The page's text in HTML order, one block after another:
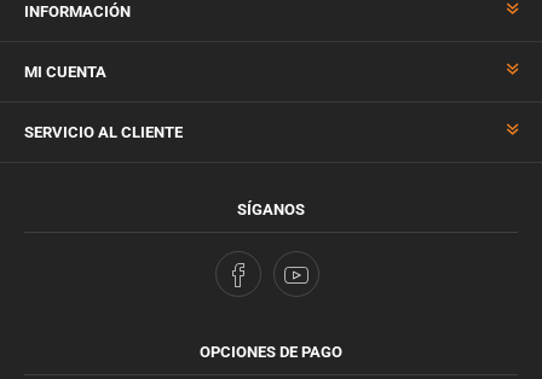
INFORMACIÓN
MI CUENTA
SERVICIO AL CLIENTE
SÍGANOS
OPCIONES DE PAGO